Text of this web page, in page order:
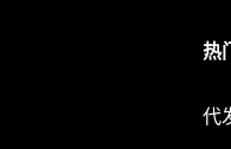
热
代